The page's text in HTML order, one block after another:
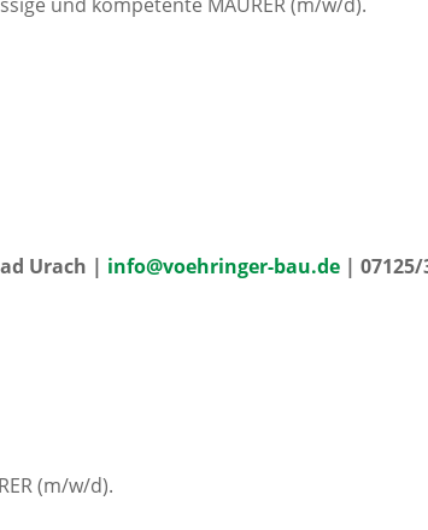
Urach | info@voehringer-bau.de | 07125/
(m/w/d).